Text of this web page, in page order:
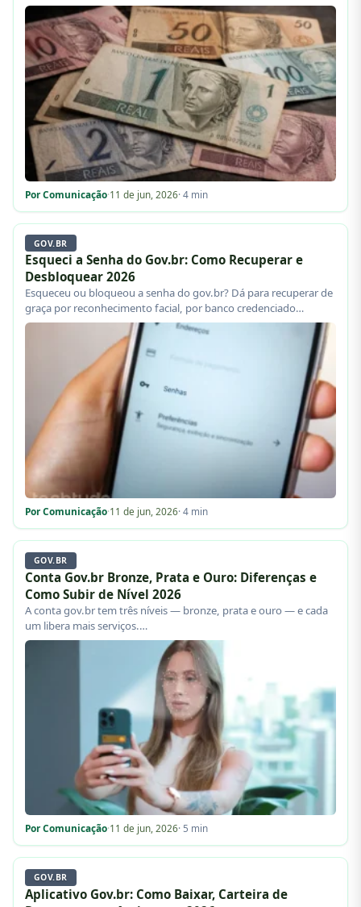
Por Comunicação·11 de jun, 2026· 4 min
GOV.BR
Esqueci a Senha do Gov.br: Como Recuperar e
Desbloquear 2026
Esqueceu ou bloqueou a senha do gov.br? Dá para recuperar de
graça por reconhecimento facial, por banco credenciado…
Por Comunicação·11 de jun, 2026· 4 min
GOV.BR
Conta Gov.br Bronze, Prata e Ouro: Diferenças e
Como Subir de Nível 2026
A conta gov.br tem três níveis — bronze, prata e ouro — e cada
um libera mais serviços.…
Por Comunicação·11 de jun, 2026· 5 min
GOV.BR
Aplicativo Gov.br: Como Baixar, Carteira de